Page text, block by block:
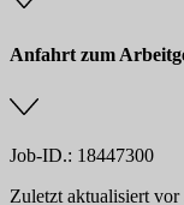
Anfahrt zum
Job-ID.: 18447300
Zuletzt aktualisiert vor